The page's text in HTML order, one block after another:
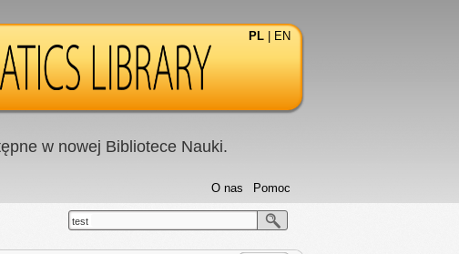
PL EN
w nowej Bibliotece Nauki.
Pomoc
O nas
test